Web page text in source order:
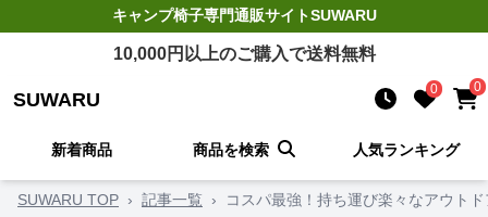
キャンプ椅子専門通販サイトSUWARU
10,000円以上のご購入で送料無料
SUWARU 0 0
新着商品 商品を検索 人気ランキング
SUWARU TOP › 記事一覧 › コスパ最強！持ち運び楽々なアウト